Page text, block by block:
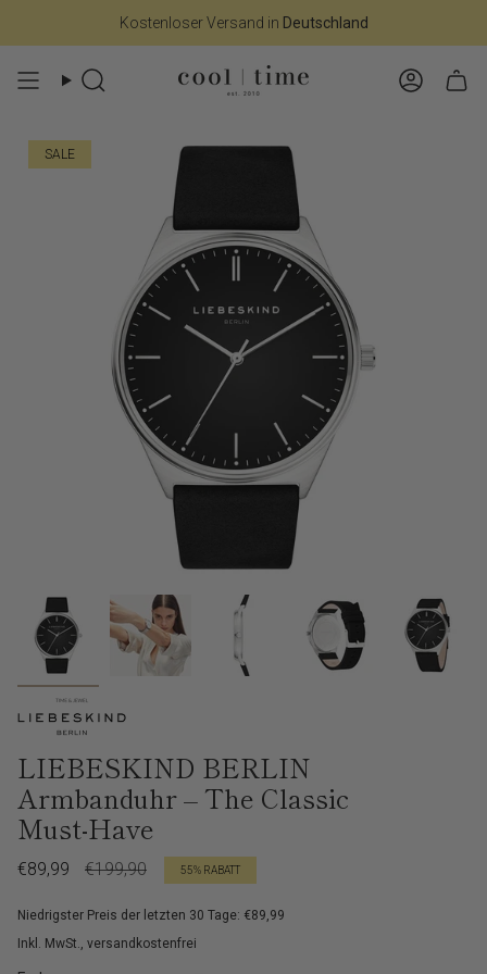
springen
Kostenloser Versand in Deutschland
Suche Konto
SALE
LIEBESKIND BERLIN
Armbanduhr – The Classic
Must-Have
Verkaufspreis
€89,99
Regulärer
€199,90 55% RABATT
Niedrigster Preis der letzten 30 Tage: €89,99
Inkl. MwSt., versandkostenfrei